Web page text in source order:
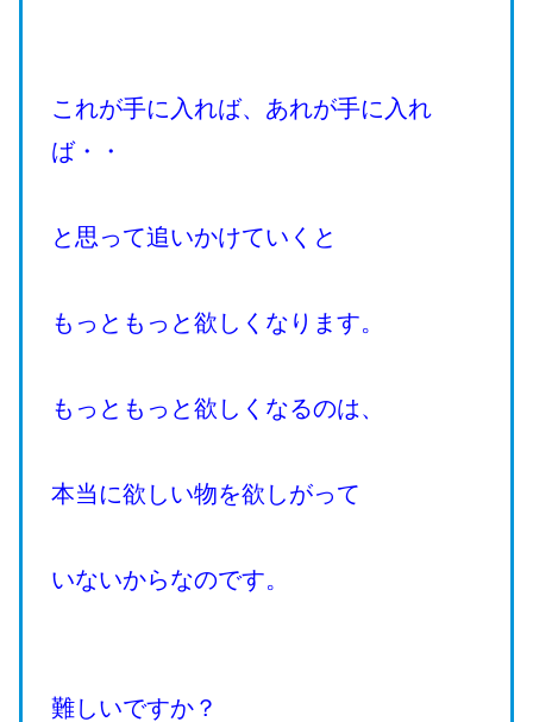
これが手に入れば、あれが手に入れ
ば・・
と思って追いかけていくと
もっともっと欲しくなります。
もっともっと欲しくなるのは、
本当に欲しい物を欲しがって
いないからなのです。
難しいですか？